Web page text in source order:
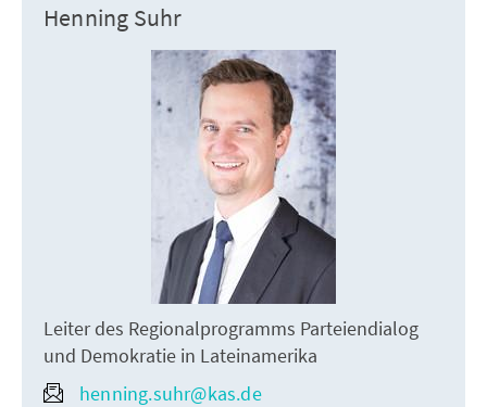
Henning Suhr
Leiter des Regionalprogramms Parteiendialog
und Demokratie in Lateinamerika
henning.suhr@kas.de